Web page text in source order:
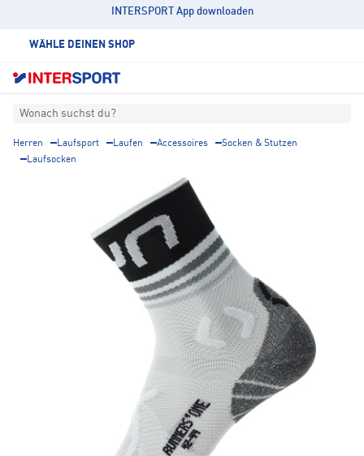
INTERSPORT App downloaden
WÄHLE DEINEN SHOP
Wonach suchst du?
Herren Laufsport Laufen Accessoires
Socken & Stutzen
Laufsocken